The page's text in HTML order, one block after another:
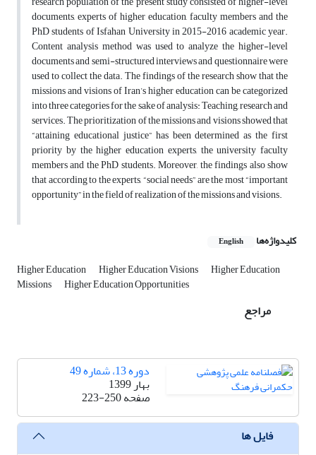
documents, experts of higher education, faculty members and the
PhD students of Isfahan University in 2015-2016 academic year.
Content analysis method was used to analyze the higher-level
documents and semi-structured interviews and questionnaire were
used to collect the data. The findings of the research show that the
missions and visions of Iran’s higher education can be categorized
into three categories for the sake of analysis: Teaching, research and
services. The prioritization of the missions and visions showed that
“attaining educational justice” has been determined as the first
priority by the higher education experts, the university faculty
members and the PhD students. Moreover, the findings also show
that according to the experts, “social needs” are the most “important
opportunity” in the field of realization of the missions and visions.
کلیدواژه‌ها English
Higher Education Higher Education Visions Higher Education
Missions Higher Education Opportunities
مراجع
دوره 13، شماره 49
بهار 1399
صفحه223-250
فایل ها